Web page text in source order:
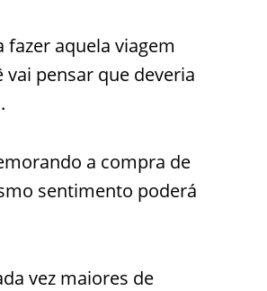
aquela viagem
pensar que deveria
a compra de
sentimento poderá
vez maiores de